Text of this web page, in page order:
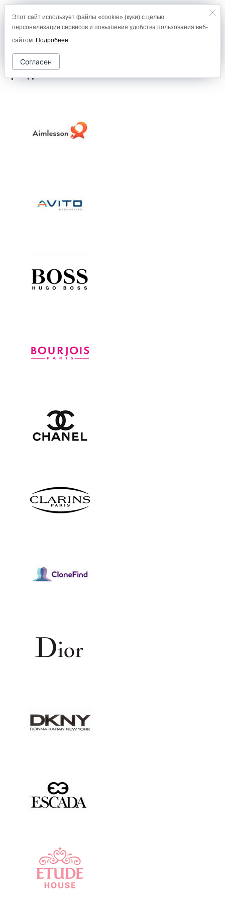
8 (800) 2000-978
Бренды
Этот сайт использует файлы «cookie» (куки) с целью
персонализации сервисов и повышения удобства пользования веб-
сайтом. Подробнее
Согласен